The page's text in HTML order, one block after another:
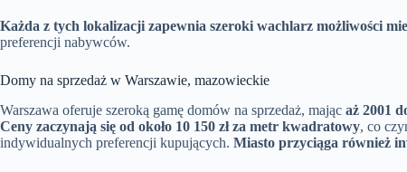
Każda z tych lokalizacji zapewnia szeroki wachlarz możliwości
preferencji nabywców.
Domy na sprzedaż w Warszawie, mazowieckie
Warszawa oferuje szeroką gamę domów na sprzedaż, mając aż 2001
Ceny zaczynają się od około 10 150 zł za metr kwadratowy, co
indywidualnych preferencji kupujących. Miasto przyciąga również